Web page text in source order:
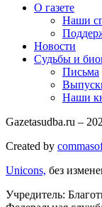
О газете
Наши
Новости
Судьбы и
Письма
Наши
Gazetasudba.ru –
Created by
Unicons, без
Учредитель: